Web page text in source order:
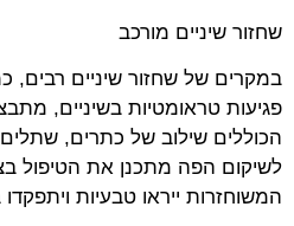
שחזור שיניים מורכב
במקרים של שחזור שיניים רבים,
פגיעות טראומטיות בשיניים,
הכוללים שילוב של כתרים,
לשיקום הפה מתכנן את הטיפול
המשוחזרות ייראו טבעיות